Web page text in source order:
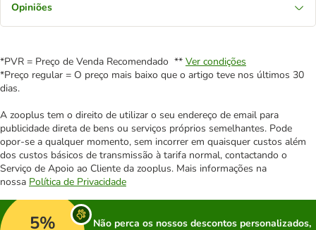
Opiniões
*PVR = Preço de Venda Recomendado ** Ver condições
*Preço regular = O preço mais baixo que o artigo teve nos últimos 30
dias.
A zooplus tem o direito de utilizar o seu endereço de email para
publicidade direta de bens ou serviços próprios semelhantes. Pode
opor-se a qualquer momento, sem incorrer em quaisquer custos além
dos custos básicos de transmissão à tarifa normal, contactando o
Serviço de Apoio ao Cliente da zooplus. Mais informações na
nossa Política de Privacidade
5%
Não perca os nossos descontos personalizados,